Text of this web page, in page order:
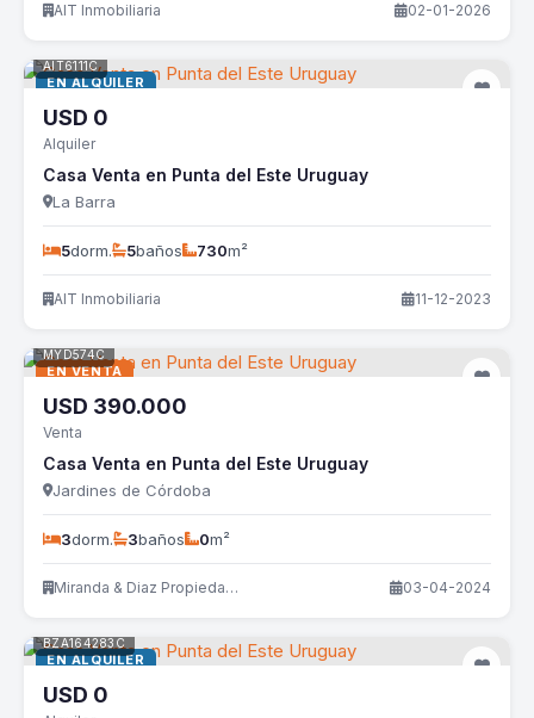
AIT Inmobiliaria 02-01-2026
EN ALQUILER
AIT6111C
USD 0
Alquiler
Casa Venta en Punta del Este Uruguay
La Barra
5dorm. 5baños 730m²
AIT Inmobiliaria 11-12-2023
EN VENTA
MYD574C
USD 390.000
Venta
Casa Venta en Punta del Este Uruguay
Jardines de Córdoba
3dorm. 3baños 0m²
Miranda & Diaz Propiedades 03-04-2024
EN ALQUILER
BZA164283C
USD 0